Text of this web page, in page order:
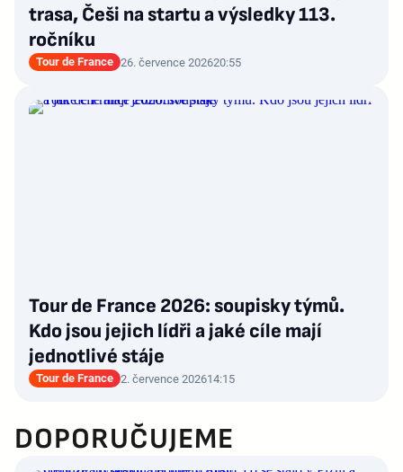
trasa, Češi na startu a výsledky 113.
ročníku
Tour de France 26. července 202620:55
Tour de France 2026: soupisky týmů.
Kdo jsou jejich lídři a jaké cíle mají
jednotlivé stáje
Tour de France 2. července 202614:15
DOPORUČUJEME